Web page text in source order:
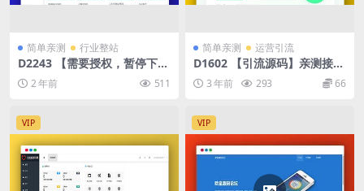
简单亲测 行业整站
D2243 【需要授权，暂停下
载】2024最新免授权网址导航
系统V2.45源码分享
2 年前 511
简单亲测 运营引流
D1602 【引流源码】亲测接口
可用的刷QQ音乐音响力源码
3 年前 293 66
VIP VIP